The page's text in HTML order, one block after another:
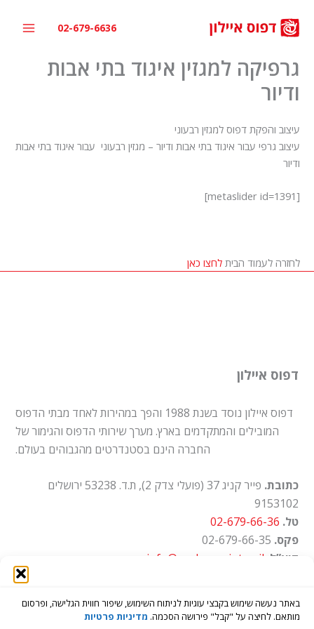
באתר נעשה שימוש בקבצי עוגיות לניתוח השימוש, שיפור חווית הגלישה, ופרסום
מותאם. לחיצה על "קבל" פירושה הסכמה. מדיניות פרטיות
לתוכן
02-679-6636
גרפיקה למגזין איגוד בתי אבות
ודיור
עיצוב והפקת דפוס למגזין רבעוני
עיצוב גרפי עבור איגוד בתי אבות ודיור – מגזין רבעוני עבור איגוד בתי אבות
ודיור
[metaslider id=1391]
לחזרה לעמוד הבית לחצו כאן
דפוס איילון
דפוס איילון נוסד בשנת 1988 והפך במהירות לאחד מבתי הדפוס
המובילים והמתקדמים בארץ. מערך שירותי הדפוס והגימור של
החברה הינם בסטנדרטים מהגבוהים בעולם.
כתובת.
פייר קניג 37 (פועלי צדק 2), ת.ד. 53238 ירושלים
9153102
טל. 02-679-66-36
פקס.
דוא”ל. info@ayalon-print.co.il